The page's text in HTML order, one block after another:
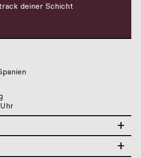
deiner Schicht